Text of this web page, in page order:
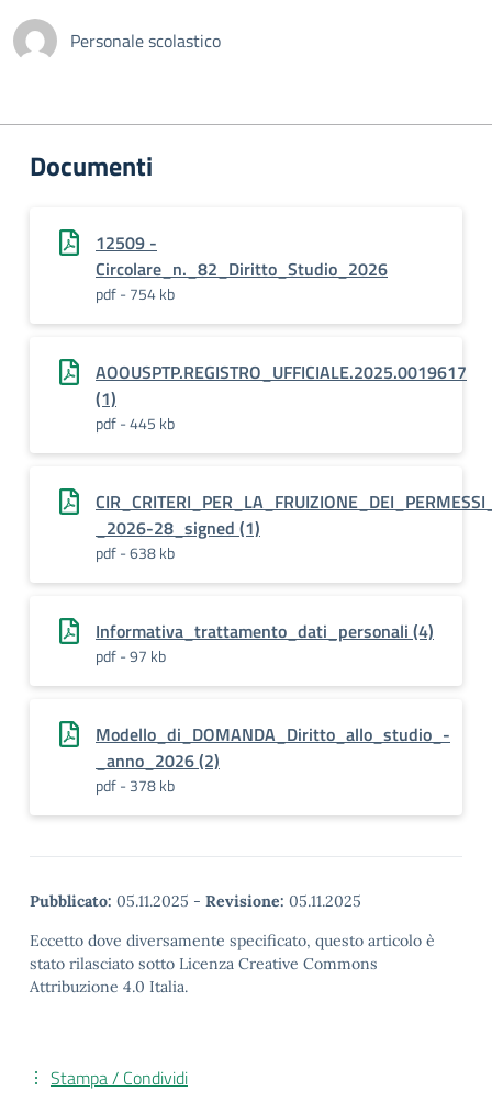
Personale scolastico
Documenti
12509 -
Circolare_n._82_Diritto_Studio_2026
pdf - 754 kb
AOOUSPTP.REGISTRO_UFFICIALE.2025.0019617
(1)
pdf - 445 kb
_2026-28_signed (1)
pdf - 638 kb
Informativa_trattamento_dati_personali (4)
pdf - 97 kb
Modello_di_DOMANDA_Diritto_allo_studio_-
_anno_2026 (2)
pdf - 378 kb
Pubblicato: 05.11.2025 - Revisione: 05.11.2025
Eccetto dove diversamente specificato, questo articolo è
stato rilasciato sotto Licenza Creative Commons
Attribuzione 4.0 Italia.
Stampa / Condividi